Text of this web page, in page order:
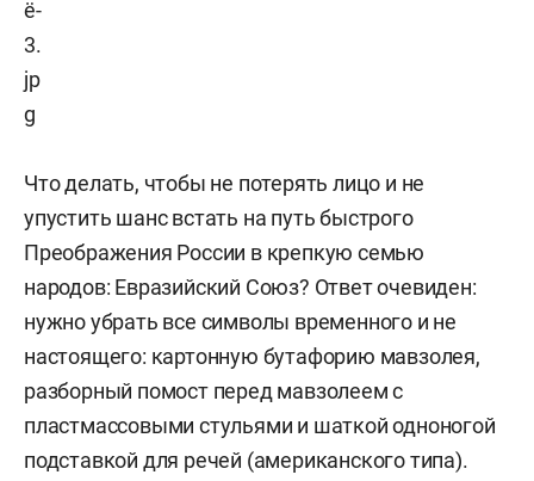
Что делать, чтобы не потерять лицо и не
упустить шанс встать на путь быстрого
Преображения России в крепкую семью
народов: Евразийский Союз? Ответ очевиден:
нужно убрать все символы временного и не
настоящего: картонную бутафорию мавзолея,
разборный помост перед мавзолеем с
пластмассовыми стульями и шаткой одноногой
подставкой для речей (американского типа).